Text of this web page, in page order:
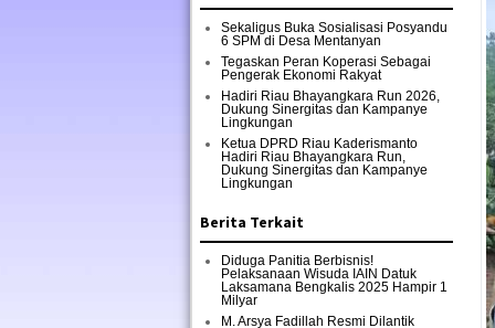
Sekaligus Buka Sosialisasi Posyandu
6 SPM di Desa Mentanyan
Tegaskan Peran Koperasi Sebagai
Pengerak Ekonomi Rakyat
Hadiri Riau Bhayangkara Run 2026,
Dukung Sinergitas dan Kampanye
Lingkungan
Ketua DPRD Riau Kaderismanto
Hadiri Riau Bhayangkara Run,
Dukung Sinergitas dan Kampanye
Lingkungan
Berita Terkait
Diduga Panitia Berbisnis!
Pelaksanaan Wisuda IAIN Datuk
Laksamana Bengkalis 2025 Hampir 1
Milyar
M. Arsya Fadillah Resmi Dilantik